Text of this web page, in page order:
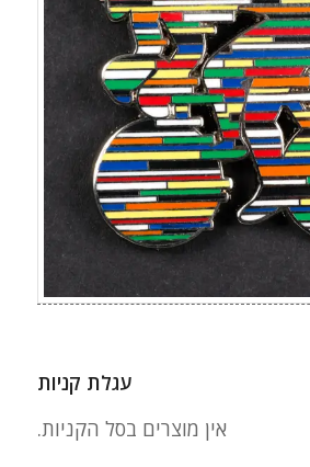
עגלת קניות
אין מוצרים בסל הקניות.